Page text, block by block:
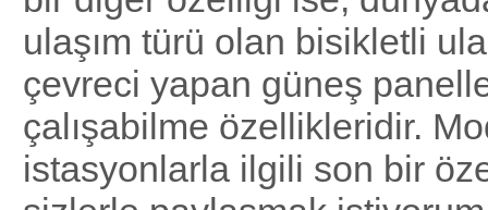
ulaşım türü olan bisikletli
çevreci yapan güneş
çalışabilme özellikleridir.
istasyonlarla ilgili son bir